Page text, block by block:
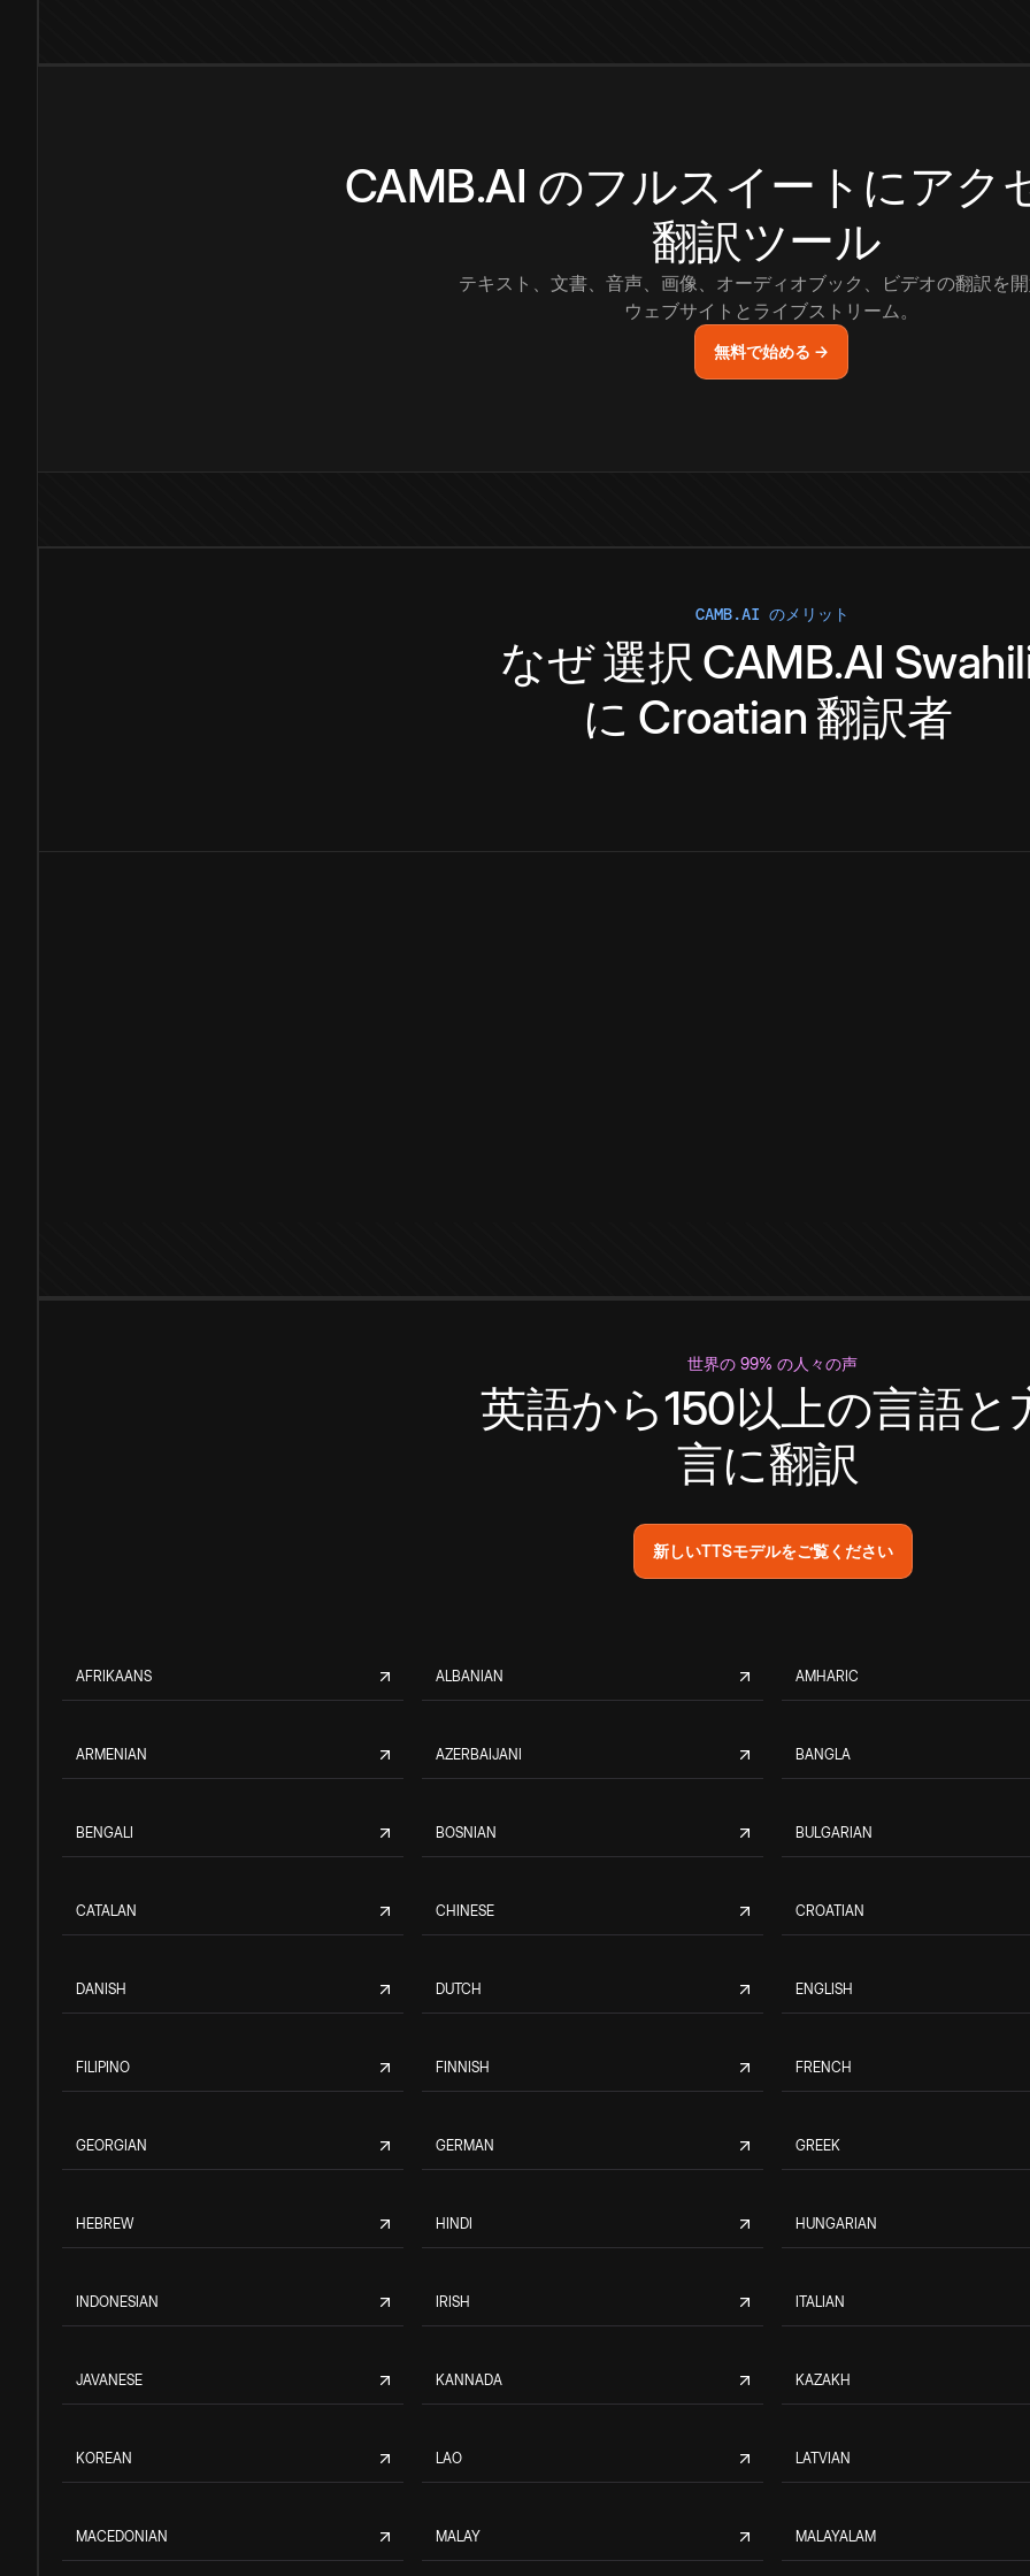
CAMB.AI のフルスイートにアク
翻訳ツール
テキスト、文書、音声、画像、オーディオブック、ビデオの翻訳を
ウェブサイトとライブストリーム。
無料で始める →
CAMB.AI のメリット
なぜ選択 CAMB.AI
に Croatian 翻訳者
世界の 99% の人々の声
英語から150以上の言語と
言に翻訳
新しいTTSモデルをご覧ください
AFRIKAANS ALBANIAN AMHARIC
ARMENIAN AZERBAIJANI BANGLA
BENGALI BOSNIAN BULGARIAN
CATALAN CHINESE CROATIAN
DANISH DUTCH ENGLISH
FILIPINO FINNISH FRENCH
GEORGIAN GERMAN GREEK
HEBREW HINDI HUNGARIAN
INDONESIAN IRISH ITALIAN
JAVANESE KANNADA KAZAKH
KOREAN LAO LATVIAN
MACEDONIAN MALAY MALAYALAM